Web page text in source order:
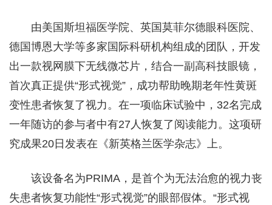
由美国斯坦福医学院、英国莫菲尔德眼科医院、
德国博恩大学等多家国际科研机构组成的团队，开发
出一款视网膜下无线微芯片，结合一副高科技眼镜，
首次真正提供“形式视觉”，成功帮助晚期老年性黄斑
变性患者恢复了视力。在一项临床试验中，32名完成
一年随访的参与者中有27人恢复了阅读能力。这项研
究成果20日发表在《新英格兰医学杂志》上。
该设备名为PRIMA，是首个为无法治愈的视力丧
失患者恢复功能性“形式视觉”的眼部假体。“形式视